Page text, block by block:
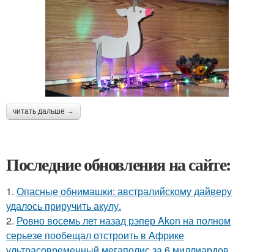
читать дальше →
Последние обновления на сайте:
1. Опасные обнимашки: австралийскому дайверу
удалось приручить акулу.
2. Ровно восемь лет назад рэпер Akon на полном
серьезе пообещал отстроить в Африке